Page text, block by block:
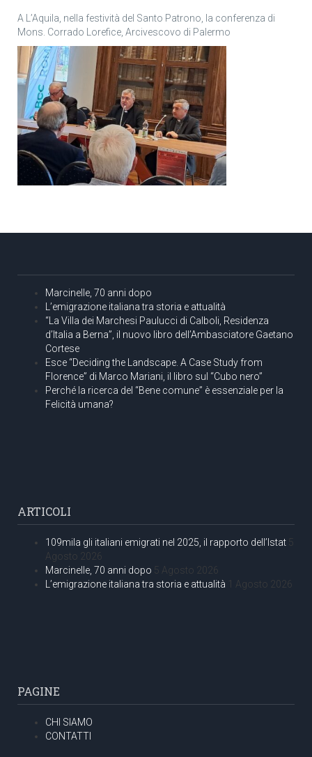
A L’Aquila, nella festività del Santo Patrono, la conferenza di
Mons. Corrado Lorefice, Arcivescovo di Palermo
Marcinelle, 70 anni dopo
L’emigrazione italiana tra storia e attualità
“La Villa dei Marchesi Paulucci di Calboli, Residenza
d’Italia a Berna”, il nuovo libro dell’Ambasciatore Gaetano
Cortese
Esce “Deciding the Landscape. A Case Study from
Florence” di Marco Mariani, il libro sul “Cubo nero”
Perché la ricerca del “Bene comune” è essenziale per la
Felicità umana?
ARTICOLI
109mila gli italiani emigrati nel 2025, il rapporto dell’Istat 5
Agosto 2026
Marcinelle, 70 anni dopo 5 Agosto 2026
L’emigrazione italiana tra storia e attualità 1 Agosto 2026
PAGINE
CHI SIAMO
CONTATTI